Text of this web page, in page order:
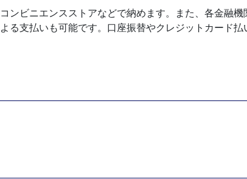
ンビニエンスストアなどで納めます。また、各金融機
る支払いも可能です。口座振替やクレジットカード払